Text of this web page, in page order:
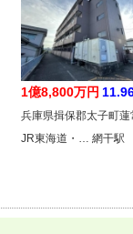
1億8,800万円
兵庫県揖保郡太子町蓮
JR東海道・… 網干駅